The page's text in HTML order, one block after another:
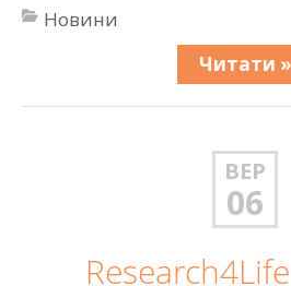
Новини
Читати »
ВЕР
06